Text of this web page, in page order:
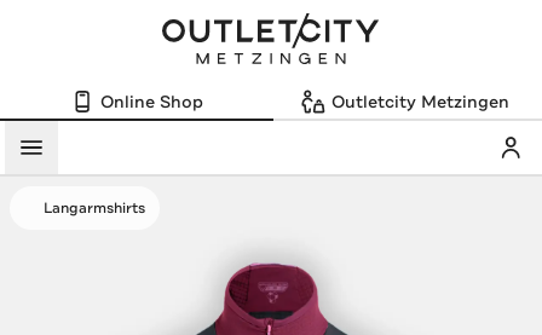
Online Shop Outletcity Metzingen
Menü
Langarmshirts